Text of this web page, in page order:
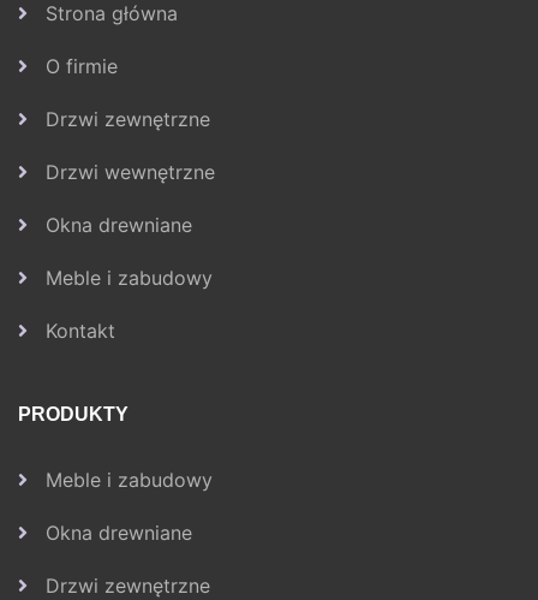
Strona główna
O firmie
Drzwi zewnętrzne
Drzwi wewnętrzne
Okna drewniane
Meble i zabudowy
Kontakt
PRODUKTY
Meble i zabudowy
Okna drewniane
Drzwi zewnętrzne